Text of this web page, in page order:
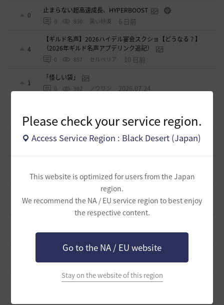
Please check your service region.
Access Service Region : Black Desert (Japan)
This website is optimized for users from the Japan
region.
We recommend the NA / EU service region to best enjoy
the respective content.
Go to the NA / EU website
Stay on the website of this region
0
止まらない超高速成長、HYPERBOOST
0 930 黒い砂漠 6 日前
4
【ギルド名声】2026ハイデル宴会スクショ【どうなる？】
（2026年ギルド名声アプデリンク追記）
0 857 セルベリア 10 日前
1
「怪しい袋」
0 982 ノウワン 2026.07.24
2 897 倉庫の 2026.07.24
1
週間イベントについて
0 745 飛鳥雨音 2026.07.24
3
ドーサやソーサレスの無敵踊りについて
0 821 無敵で踊り狂う女 2026.07.23
2 870 マサ 2026.07.23
ワロタwwww
0 1.1K ジークちゃん-日本 2026.07.15
ベテラン募集